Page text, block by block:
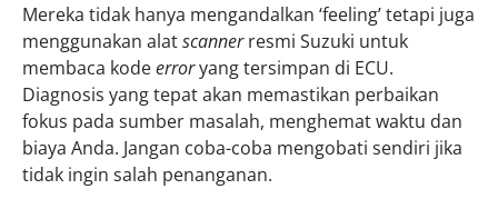
Mereka tidak hanya mengandalkan ‘feeling’ tetapi juga
menggunakan alatscannerresmi Suzuki untuk
membaca kodeerroryang tersimpan di ECU.
Diagnosis yang tepat akan memastikan perbaikan
fokus pada sumber masalah, menghemat waktu dan
biaya Anda. Jangan coba-coba mengobati sendiri jika
tidak ingin salah penanganan.